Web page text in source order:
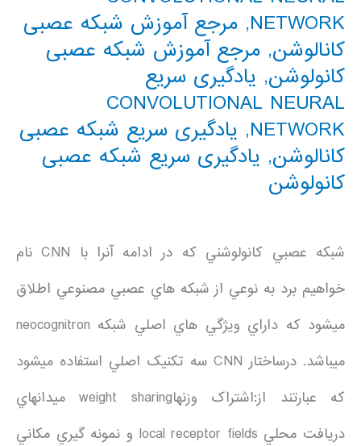
NETWORK
, مرجع آموزش شبکه عصبی
کانالوشن, مرجع آموزش شبکه عصبی
کانولوشن, یادگیری سریع
CONVOLUTIONAL NEURAL
NETWORK
, یادگیری سریع شبکه عصبی
کانالوشن, یادگیری سریع شبکه عصبی
کانولوشن
شبکه عصبي کانولوشني که در ادامه آنرا با CNN نام
خواهيم برد به نوعي از شبکه هاي عصبي مصنوعي اطلاق
ميشود که داراي ويژگي هاي اصلي شبکه neocognitron
ميباشد. درساختار CNN سه تکنيک اصلي استفاده ميشود
که عبارتند از:اشتراک وزنهاweight sharing ميدانهاي
دريافت محلي local receptor fields و نمونه گيري مکاني